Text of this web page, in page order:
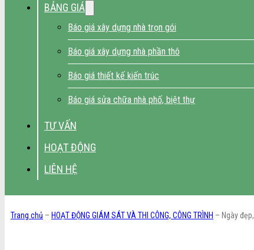
BẢNG GIÁ
Báo giá xây dựng nhà trọn gói
Báo giá xây dựng nhà phần thô
Báo giá thiết kế kiến trúc
Báo giá sửa chữa nhà phố, biệt thự
TƯ VẤN
HOẠT ĐỘNG
LIÊN HỆ
Trang chủ – HOẠT ĐỘNG GIÁM SÁT VÀ THI CÔNG, CÔNG TRÌNH – Ngày